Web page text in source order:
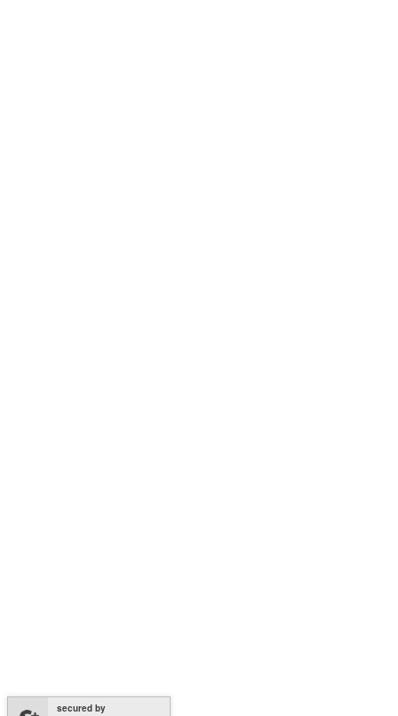
secured by